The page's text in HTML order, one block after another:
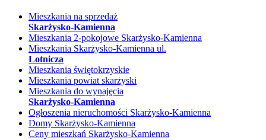
Mieszkania na sprzedaż
Skarżysko-Kamienna
Mieszkania 2-pokojowe Skarżysko-Kamienna
Mieszkania Skarżysko-Kamienna ul.
Lotnicza
Mieszkania świętokrzyskie
Mieszkania powiat skarżyski
Mieszkania do wynajęcia
Skarżysko-Kamienna
Ogłoszenia nieruchomości Skarżysko-Kamienna
Domy Skarżysko-Kamienna
Ceny mieszkań Skarżysko-Kamienna